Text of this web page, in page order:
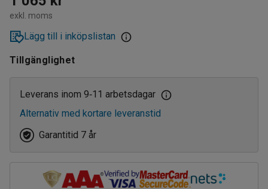
400
500
600
700
800
900
exkl. moms
Lägg till i inköpslistan
Tillgänglighet
Leverans inom 9‑11 arbetsdagar
Alternativ med kortare leveranstid
Garantitid 7 år